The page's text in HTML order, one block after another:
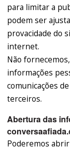
para limitar a
podem ser
provacidade do
internet.
Não
informações
comunicações
terceiros.
Abertura das
Poderemos